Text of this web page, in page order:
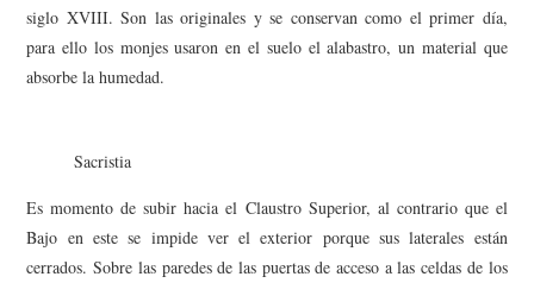
siglo XVIII. Son las originales y se conservan como el primer día,
para ello los monjes usaron en el suelo el alabastro, un material que
absorbe la humedad.
Sacristia
Es momento de subir hacia el Claustro Superior, al contrario que el
Bajo en este se impide ver el exterior porque sus laterales están
cerrados. Sobre las paredes de las puertas de acceso a las celdas de los